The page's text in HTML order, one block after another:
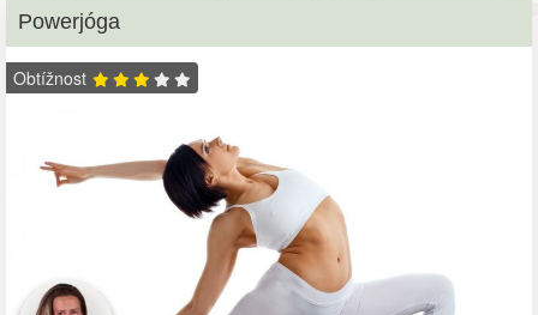
Powerjóga
Obtížnost